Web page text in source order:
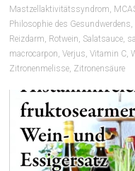
Mastzellaktivitätssyndrom,
Philosophie des Gesundwerdens,
Reizdarm, Rotwein, Salatsauce,
macrocarpon,Verjus,Vitamin C,
Zitronenmelisse, Zitronensäure